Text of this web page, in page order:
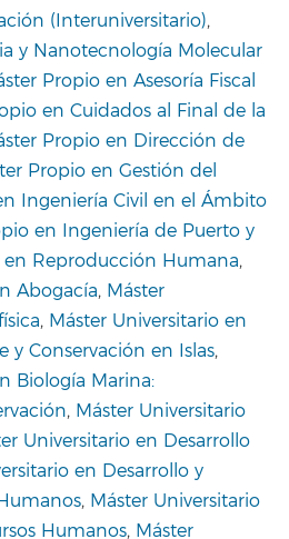
(Interuniversitario),
y Nanotecnología Molecular
Propio en Asesoría Fiscal
en Cuidados al Final de la
Propio en Dirección de
Propio en Gestión del
Ingeniería Civil en el Ámbito
en Ingeniería de Puerto y
en Reproducción Humana,
Abogacía, Máster
, Máster Universitario en
y Conservación en Islas,
Biología Marina:
, Máster Universitario
Universitario en Desarrollo
en Desarrollo y
, Máster Universitario
Humanos, Máster